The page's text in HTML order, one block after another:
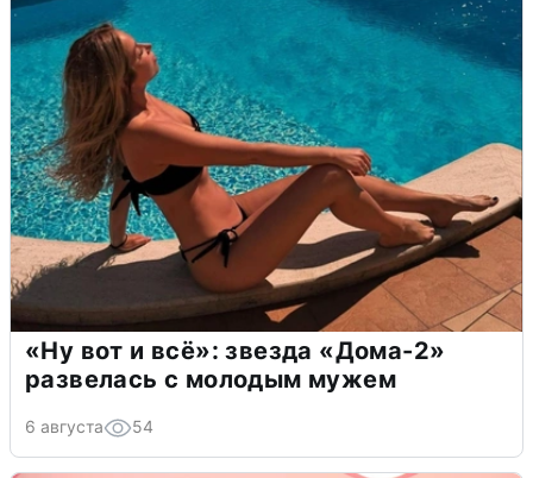
«Ну вот и всё»: звезда «Дома-2»
развелась с молодым мужем
6 августа 54